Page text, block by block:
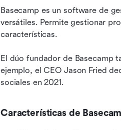
Basecamp es un software de
versátiles. Permite gestionar
características.
El dúo fundador de Basecamp
ejemplo, el CEO Jason Fried
sociales en 2021.
Características de